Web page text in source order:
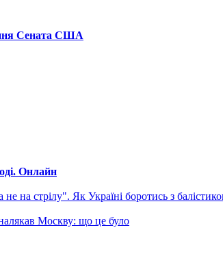
Сената США
Онлайн
на стрілу". Як Україні боротись з
Москву: що це було